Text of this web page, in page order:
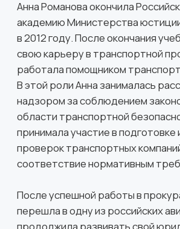
Специализация:защита по делам об
экономических преступлениях,
сопровождение процедур банкротства,
корпоративных споров, защита интересов
потерпевших.
Большой позитивный опыт реализации
крупных проектов и руководства командой
юристов на проекте.
Организация и сопровождение юридических
процедур и судебных разбирательств в
иностранных юрисдикциях: Великобритании,
Западной Европе и США.
Представление интересов потерпевших.
Организация и сопровождение возврата
похищенных активов в том числе в
иностранных юрисдикциях.